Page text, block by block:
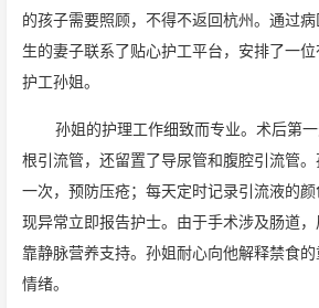
的孩子需要照顾，不得不返回杭州。通过
生的妻子联系了贴心护工平台，安排了一
护工孙姐。
孙姐的护理工作细致而专业。术后第
根引流管，还留置了导尿管和腹腔引流管
一次，预防压疮；每天定时记录引流液的
现异常立即报告护士。由于手术涉及肠道，
靠静脉营养支持。孙姐耐心向他解释禁食
情绪。